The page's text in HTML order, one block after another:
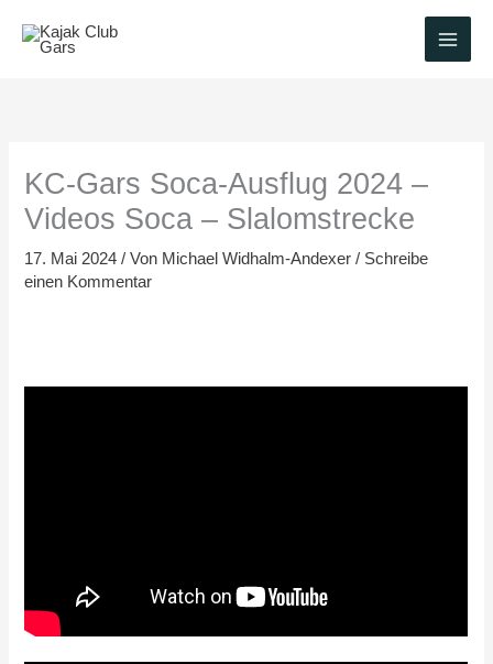
Inhalt
springen
KC-Gars Soca-Ausflug 2024 –
Videos Soca – Slalomstrecke
17. Mai 2024/ Von Michael Widhalm-Andexer/ Schreibe
einen Kommentar